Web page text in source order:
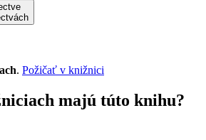
. Požičať v knižnici
majú túto knihu?